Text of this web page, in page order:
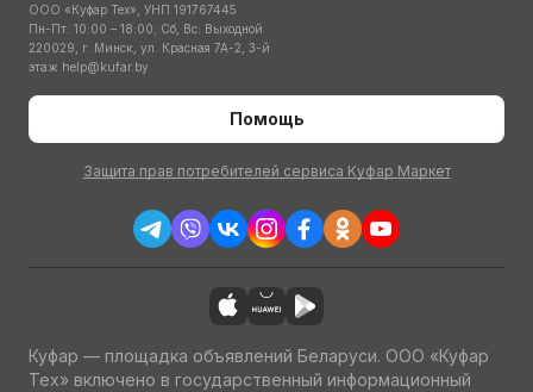
ООО «Куфар Тех», УНП 191767445
Пн-Пт: 10:00 – 18:00; Сб, Вс: Выходной
220029, г. Минск, ул. Красная 7А-2, 3-й
этаж help@kufar.by
Помощь
Защита прав потребителей сервиса Куфар Маркет
Куфар — площадка объявлений Беларуси. ООО «Куфар
Тех» включено в государственный информационный